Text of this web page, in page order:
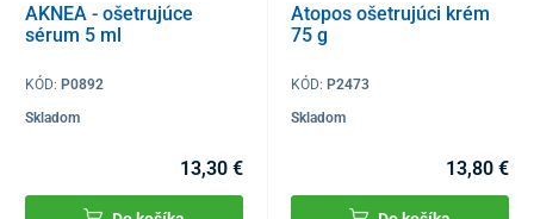
AKNEA - ošetrujúce
sérum 5 ml
KÓD: P0892
Skladom
13,30 €
Atopos ošetrujúci krém
75 g
KÓD: P2473
Skladom
13,80 €